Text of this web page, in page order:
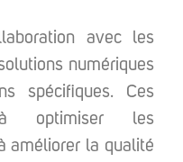
avec les
numériques
spécifiques. Ces
optimiser les
améliorer la qualité